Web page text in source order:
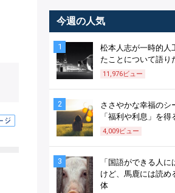
今週の人気
1
松本人志が一時的人
たことについて語り
11,976ビュー
2
ささやかな幸福のシ
「福利や利息」を得
4,009ビュー
3
「国語ができる人
けど、馬鹿には読め
体